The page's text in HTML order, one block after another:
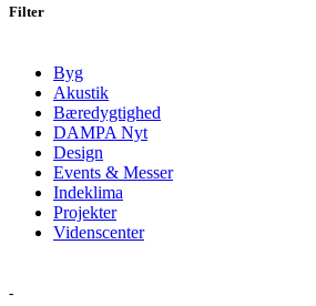
Filter
Byg
Akustik
Bæredygtighed
DAMPA Nyt
Design
Events & Messer
Indeklima
Projekter
Videnscenter
-